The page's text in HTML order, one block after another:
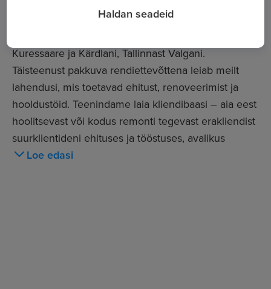
tegutseme 17 riigis üle Euroopa ja Eestis oleme
Kuressaare ja Kärdlani, Tallinnast Valgani.
Täisteenust pakkuva rendiettevõttena leiab meilt
lahendusi, mis toetavad ehitust, renoveerimist ja
hooldustöid. Teenindame laia kliendibaasi – aia eest
hoolitsevast või kodus remonti tegevast erakliendist
suurklientideni ehituses ja tööstuses, avalikus
sektoris ning infrastruktuuriehituses.
Loe edasi
Haldan seadeid